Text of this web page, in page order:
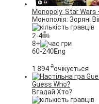
Monopoly: Star Wars
Монополія: Зоряні
2-4
8+
60-240 Eng
1 894 ₴очікується
Guess Who?
Вгадай Хто?